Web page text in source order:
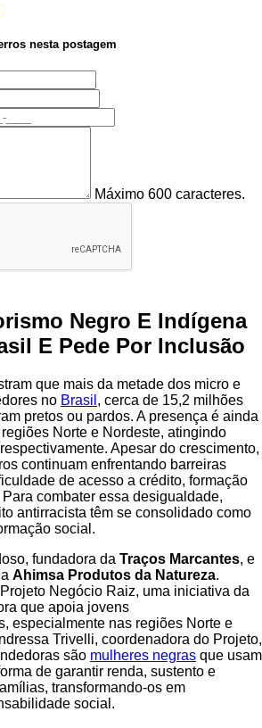
nesta postagem
Máximo 600 caracteres.
Negro E Indígena
E Pede Por Inclusão
que mais da metade dos micro e
no Brasil , cerca de 15,2 milhões
pretos ou pardos. A presença é ainda
Norte e Nordeste, atingindo
Apesar do crescimento,
continuam enfrentando barreiras
de acesso a crédito, formação
combater essa desigualdade,
antirracista têm se consolidado como
social.
fundadora da Traços Marcantes, e
Ahimsa Produtos da Natureza.
Negócio Raiz, uma iniciativa da
que apoia jovens
especialmente nas regiões Norte e
Trivelli, coordenadora do Projeto,
são mulheres negras que usam
de garantir renda, sustento e
transformando-os em
social.